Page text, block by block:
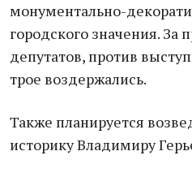
монументально-
городского значения. За
депутатов, против
трое воздержались.
Также планируется
историку Владимиру